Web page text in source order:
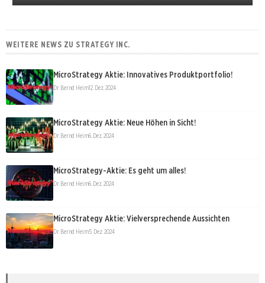
WEITERE NEWS ZU STRATEGY INC.
MicroStrategy Aktie: Innovatives Produktportfolio!
Dr. Bernd Heim12. Dez. 2024
MicroStrategy Aktie: Neue Höhen in Sicht!
Dr. Bernd Heim6. Dez. 2024
MicroStrategy-Aktie: Es geht um alles!
Dr. Bernd Heim6. Dez. 2024
MicroStrategy Aktie: Vielversprechende Aussichten
Dr. Bernd Heim5. Dez. 2024